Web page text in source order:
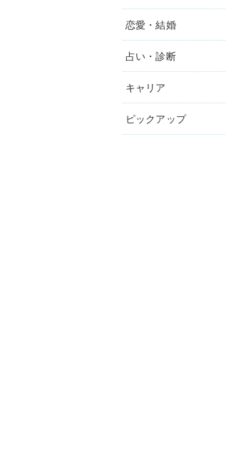
恋愛・結婚
占い・診断
キャリア
ピックアップ